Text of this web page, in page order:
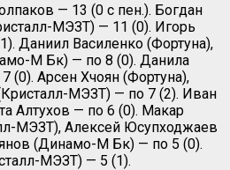
— 13 (0 с пен.). Богдан
МЭЗТ) — 11 (0). Игорь
Даниил Василенко (Фортуна),
М Бк) — по 8 (0). Данила
(0). Арсен Хчоян (Фортуна),
МЭЗТ) — по 7 (2). Иван
Алтухов — по 6 (0). Макар
МЭЗТ), Алексей Юсупходжаев
(Динамо-М Бк) — по 5 (0).
МЭЗТ) — 5 (1).